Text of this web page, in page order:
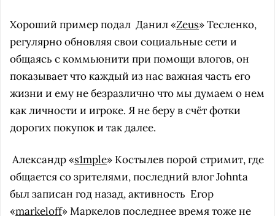
Хороший пример подал Данил «Zeus» Тесленко,
регулярно обновляя свои социальные сети и
общаясь с коммьюнити при помощи влогов, он
показывает что каждый из нас важная часть его
жизни и ему не безразлично что мы думаем о нем
как личности и игроке. Я не беру в счёт фотки
дорогих покупок и так далее.
Александр «s1mple» Костылев порой стримит, где
общается со зрителями, последний влог Johnta
был записан год назад, активность Егор
«markeloff» Маркелов последнее время тоже не